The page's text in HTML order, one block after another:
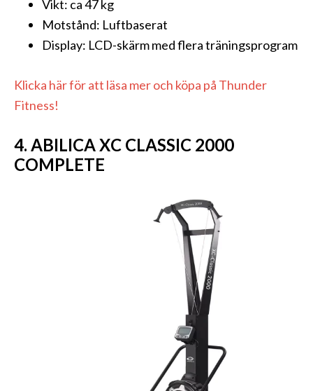
Vikt: ca 47 kg
Motstånd: Luftbaserat
Display: LCD-skärm med flera träningsprogram
Klicka här för att läsa mer och köpa på Thunder
Fitness!
4. ABILICA XC CLASSIC 2000
COMPLETE